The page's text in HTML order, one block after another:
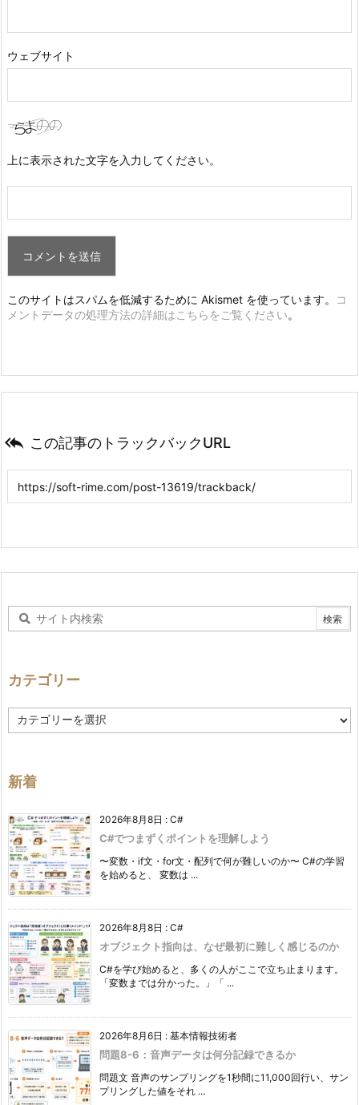
ウェブサイト
上に表示された文字を入力してください。
このサイトはスパムを低減するために Akismet を使っています。
コ
メントデータの処理方法の詳細はこちらをご覧ください。
 この記事のトラックバックURL
カテゴリー
テ
ー
新着
2026年8月8日 : C#
C#でつまずくポイントを理解しよう
〜変数・if文・for文・配列で何が難しいのか〜 C#の学習
を始めると、 変数は ...
2026年8月8日 : C#
オブジェクト指向は、なぜ最初に難しく感じるのか
C#を学び始めると、多くの人がここで立ち止まります。
「変数までは分かった。」「 ...
2026年8月6日 : 基本情報技術者
問題8-6：音声データは何分記録できるか
問題文 音声のサンプリングを1秒間に11,000回行い、サン
プリングした値をそれ ...